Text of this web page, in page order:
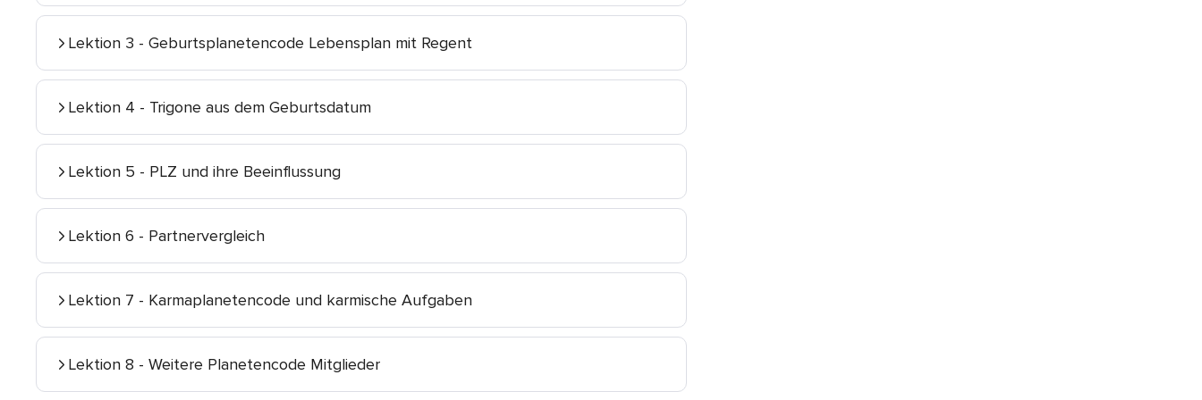
Lektion 3 - Geburtsplanetencode Lebensplan mit Regent
Lektion 4 - Trigone aus dem Geburtsdatum
Lektion 5 - PLZ und ihre Beeinflussung
Lektion 6 - Partnervergleich
Lektion 7 - Karmaplanetencode und karmische Aufgaben
Lektion 8 - Weitere Planetencode Mitglieder